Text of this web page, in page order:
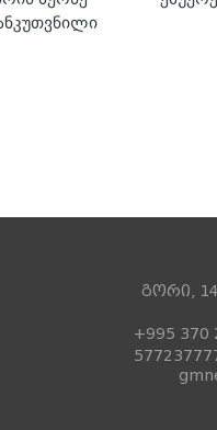
გორი,
+995 370